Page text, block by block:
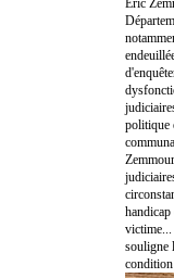
politique
handicap
victime...
souligne
condition